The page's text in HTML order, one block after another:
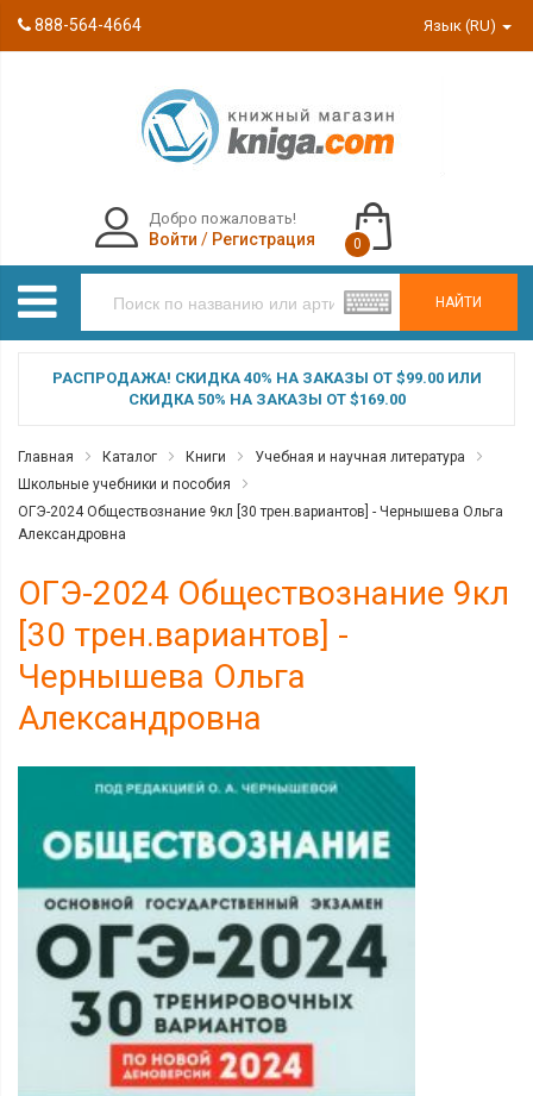
888-564-4664 Язык (RU)
НАЙТИ
Добро пожаловать!
Войти / Регистрация 0
РАСПРОДАЖА! СКИДКА 40% НА ЗАКАЗЫ ОТ $99.00 ИЛИ
СКИДКА 50% НА ЗАКАЗЫ ОТ $169.00
Главная Каталог Книги
Учебная и научная литература
Школьные учебники и пособия
ОГЭ-2024 Обществознание 9кл [30 трен.вариантов] - Чернышева Ольга
Александровна
ОГЭ-2024 Обществознание 9кл
[30 трен.вариантов] -
Чернышева Ольга
Александровна